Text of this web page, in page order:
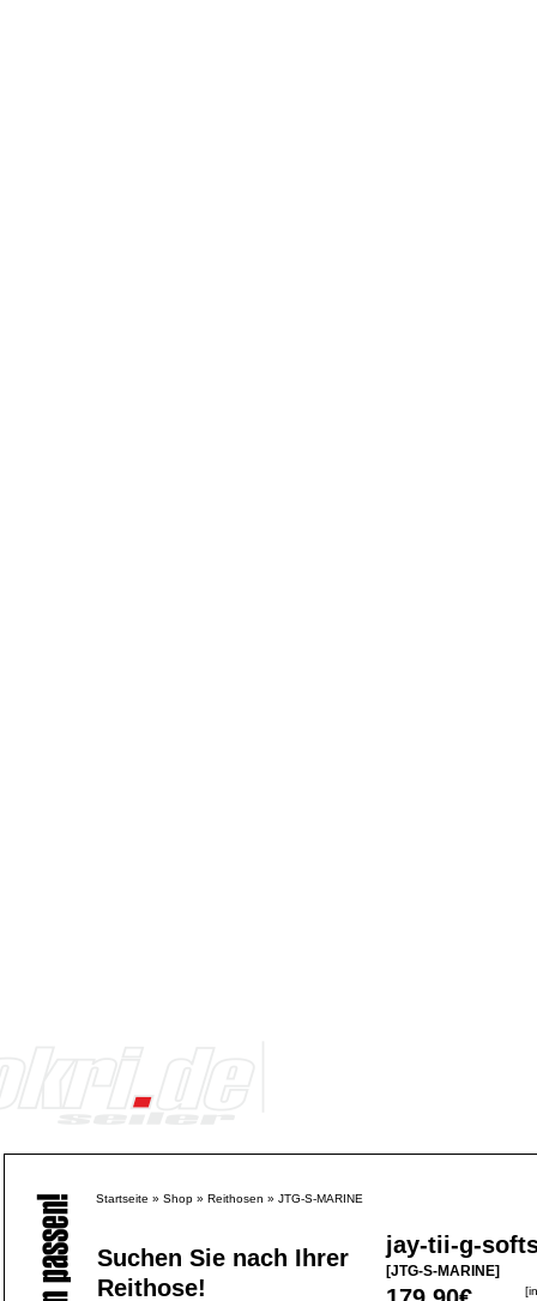
Startseite » Shop » Reithosen » JTG-S-MARINE
Suchen Sie nach Ihrer
Reithose!
jay-tii-g-
[JTG-S-MARINE]